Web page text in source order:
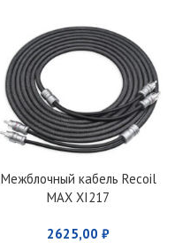
Межблочный кабель Recoil
MAX XI217
2625,00 ₽